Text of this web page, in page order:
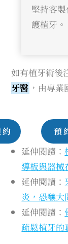
堅持客
護植牙。
如有植牙術後
牙醫 ，由專
預
延伸閱讀：
導板與器械
延伸閱讀：
炎，恐釀大
延伸閱讀：
疏鬆植牙的